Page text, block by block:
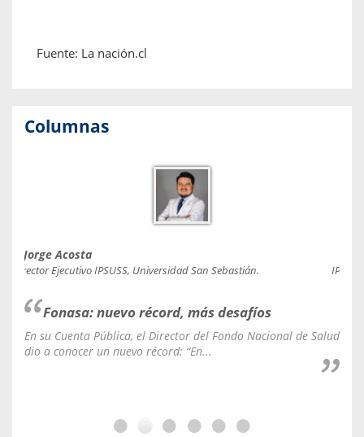
Fuente: La nación.cl
Columnas
Jorge Acosta
Director Ejecutivo IPSUSS, Universidad San Sebastián.
Fonasa: nuevo récord, más desafíos
En su Cuenta Pública, el Director del Fondo Nacional de Salud
dio a conocer un nuevo récord: “En...